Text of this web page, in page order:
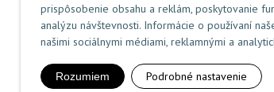
prispôsobenie obsahu a reklám, poskytovanie
analýzu návštevnosti. Informácie o používaní
našimi sociálnymi médiami, reklamnými a
Rozumiem Podrobné nastavenie
© 2026 Couture.sk • NextShop & e-shop Pohoda